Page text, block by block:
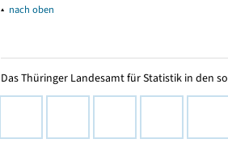
▴ nach oben
Das Thüringer Landesamt für Statistik in den